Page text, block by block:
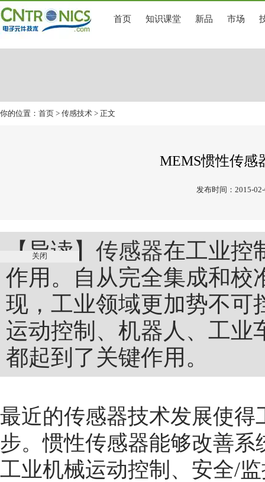
首页 知识课堂 新品 市场
你的位置： 首页 > 传感技术 > 正文
MEMS惯性传感
发布时间：2015-
【导读】 传感器在工业控
作用。自从完全集成和校
现，工业领域更加势不可
运动控制、机器人、工业
都起到了关键作用。
最近的传感器技术发展使
步。惯性传感器能够改善
工业机械运动控制、安全/
关闭